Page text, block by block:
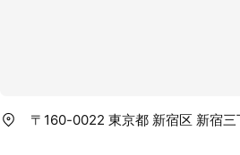
〒160-0022 東京都 新宿区 新宿